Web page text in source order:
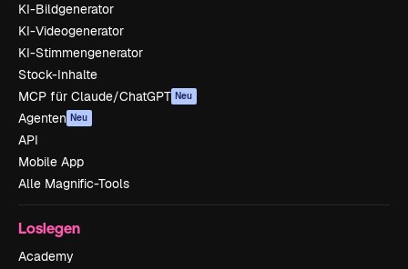
KI-Bildgenerator
KI-Videogenerator
KI-Stimmengenerator
Stock-Inhalte
MCP für Claude/ChatGPT Neu
Agenten Neu
API
Mobile App
Alle Magnific-Tools
Loslegen
Academy